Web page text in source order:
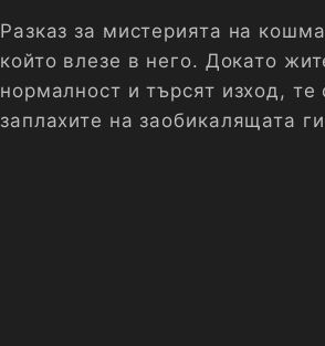
Разказ за мистерията на
който влезе в него. Докато
нормалност и търсят изход,
заплахите на заобикалящата